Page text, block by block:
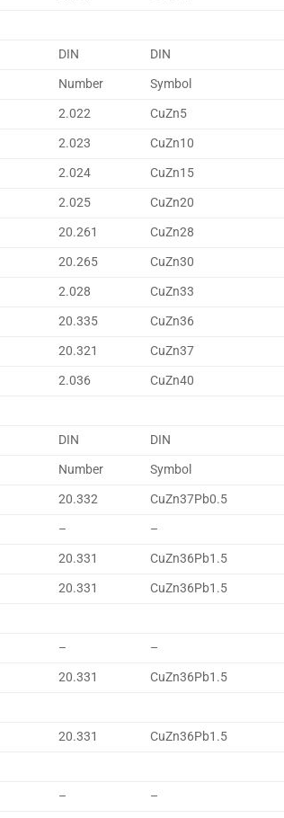
DIN DIN
Number
Symbol
2.022 CuZn5
2.023 CuZn10
2.024 CuZn15
2.025 CuZn20
20.261 CuZn28
20.265 CuZn30
2.028 CuZn33
20.335 CuZn36
20.321 CuZn37
2.036 CuZn40
DIN DIN
Number
Symbol
20.332 CuZn37Pb0.5
– –
20.331 CuZn36Pb1.5
20.331 CuZn36Pb1.5
– –
20.331 CuZn36Pb1.5
20.331 CuZn36Pb1.5
– –